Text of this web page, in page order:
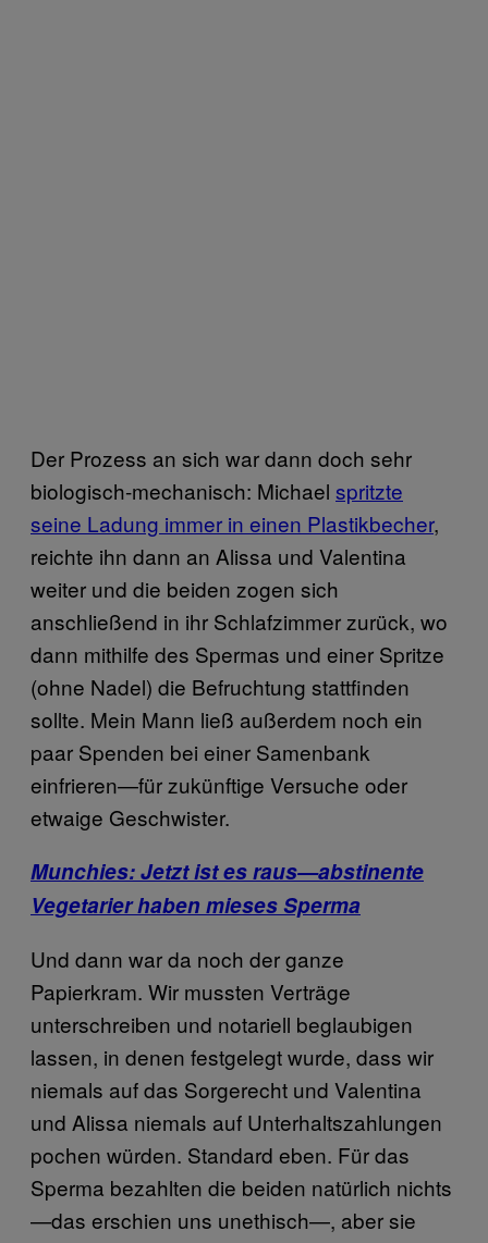
Der Prozess an sich war dann doch sehr
biologisch-mechanisch: Michael spritzte
seine Ladung immer in einen Plastikbecher,
reichte ihn dann an Alissa und Valentina
weiter und die beiden zogen sich
anschließend in ihr Schlafzimmer zurück, wo
dann mithilfe des Spermas und einer Spritze
(ohne Nadel) die Befruchtung stattfinden
sollte. Mein Mann ließ außerdem noch ein
paar Spenden bei einer Samenbank
einfrieren—für zukünftige Versuche oder
etwaige Geschwister.
Munchies: Jetzt ist es raus—abstinente
Vegetarier haben mieses Sperma
Und dann war da noch der ganze
Papierkram. Wir mussten Verträge
unterschreiben und notariell beglaubigen
lassen, in denen festgelegt wurde, dass wir
niemals auf das Sorgerecht und Valentina
und Alissa niemals auf Unterhaltszahlungen
pochen würden. Standard eben. Für das
Sperma bezahlten die beiden natürlich nichts
—das erschien uns unethisch—, aber sie